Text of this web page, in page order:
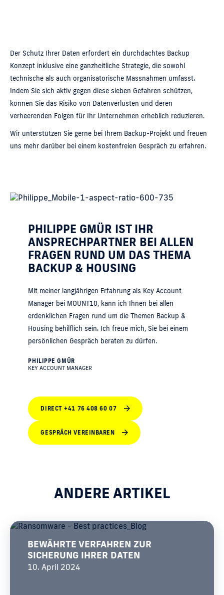
Der Schutz Ihrer Daten erfordert ein durchdachtes Backup
Konzept inklusive eine ganzheitliche Strategie, die sowohl
technische als auch organisatorische Massnahmen umfasst.
Indem Sie sich aktiv gegen diese sieben Gefahren schützen,
können Sie das Risiko von Datenverlusten und deren
verheerenden Folgen für Ihr Unternehmen erheblich reduzieren.
Wir unterstützen Sie gerne bei Ihrem Backup-Projekt und freuen
uns mehr darüber bei einem kostenfreien Gespräch zu erfahren.
PHILIPPE GMÜR IST IHR
ANSPRECHPARTNER BEI ALLEN
FRAGEN RUND UM DAS THEMA
BACKUP & HOUSING
Mit meiner langjährigen Erfahrung als Key Account
Manager bei MOUNT10, kann ich Ihnen bei allen
erdenklichen Fragen rund um die Themen Backup &
Housing behilflich sein. Ich freue mich, Sie bei einem
persönlichen Gespräch beraten zu dürfen.
PHILIPPE GMÜR
KEY ACCOUNT MANAGER
DIRECT +41 76 408 60 07
GESPRÄCH VEREINBAREN
ANDERE ARTIKEL
BEWÄHRTE VERFAHREN ZUR
SICHERUNG IHRER DATEN
10. April 2024